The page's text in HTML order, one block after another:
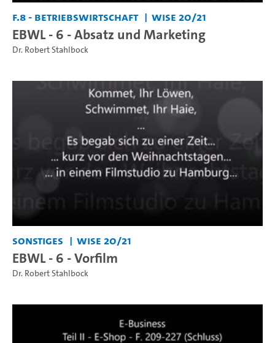
F.8 - Betriebswirtschaft WiSe 20/21
EBWL - 6 - Absatz und Marketing
Dr. Robert Stahlbock
Sonstiges WiSe 20/21
EBWL - 6 - Vorfilm
Dr. Robert Stahlbock